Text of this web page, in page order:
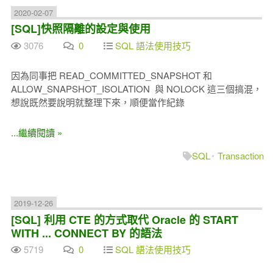
2020-02-07
[SQL]快照隔離的設定與使用
3076 0 SQL 語法使用技巧
因為同事把 READ_COMMITTED_SNAPSHOT 和
ALLOW_SNAPSHOT_ISOLATION 與 NOLOCK 這三個搞混，
想說既然要說明就整理下來，順便當作紀錄
...繼續閱讀 »
SQL Transaction
2019-12-26
[SQL] 利用 CTE 的方式取代 Oracle 的 START
WITH ... CONNECT BY 的語法
5719 0 SQL 語法使用技巧